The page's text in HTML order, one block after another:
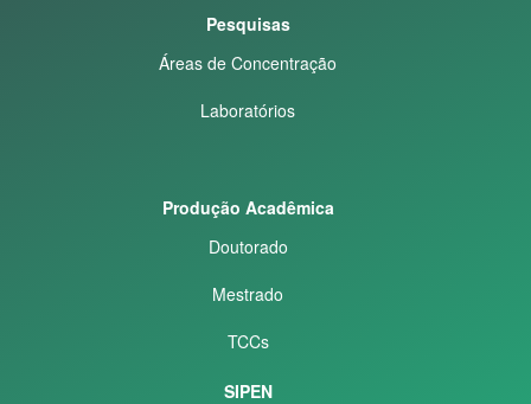
Pesquisas
Áreas de Concentração
Laboratórios
Produção Acadêmica
Doutorado
Mestrado
TCCs
SIPEN